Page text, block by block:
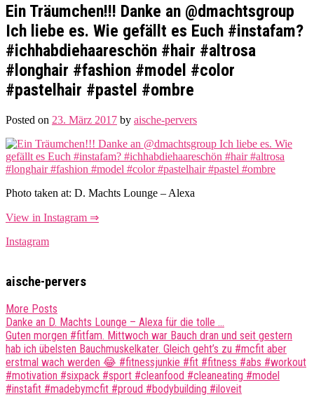
Ein Träumchen!!! Danke an @dmachtsgroup
Ich liebe es. Wie gefällt es Euch #instafam?
#ichhabdiehaareschön #hair #altrosa
#longhair #fashion #model #color
#pastelhair #pastel #ombre
Posted on 23. März 2017 by aische-pervers
Photo taken at: D. Machts Lounge – Alexa
View in Instagram ⇒
Instagram
aische-pervers
More Posts
Post
navigation
Danke an D. Machts Lounge – Alexa für die tolle …
Guten morgen #fitfam. Mittwoch war Bauch dran und seit gestern
hab ich übelsten Bauchmuskelkater. Gleich geht’s zu #mcfit aber
erstmal wach werden 😂 #fitnessjunkie #fit #fitness #abs #workout
#motivation #sixpack #sport #cleanfood #cleaneating #model
#instafit #madebymcfit #proud #bodybuilding #iloveit